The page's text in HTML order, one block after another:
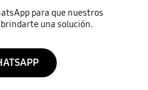
para que nuestros
una solución.